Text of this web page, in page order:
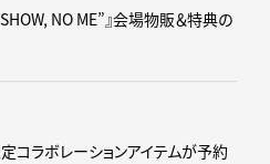
NO ME”』会場物販＆特典の
コラボレーションアイテムが予約